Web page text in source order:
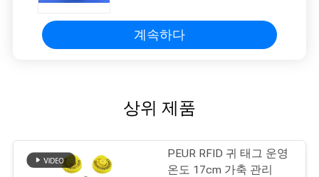
계속하다
상위 제품
PEUR RFID 귀 태그 운영
온도 17cm 가축 관리